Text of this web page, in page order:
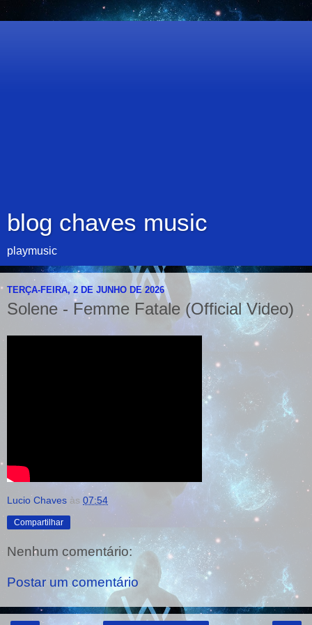
blog chaves music
playmusic
TERÇA-FEIRA, 2 DE JUNHO DE 2026
Solene - Femme Fatale (Official Video)
Lucio Chaves às 07:54
Compartilhar
Nenhum comentário:
Postar um comentário